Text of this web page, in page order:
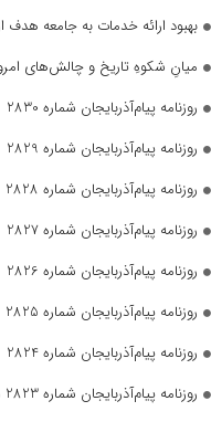
بهبود ارائه خدمات به جامعه هدف
میانِ شکوهِ تاریخ و چالش‌های
روزنامه پیام‌آذربایجان شماره 2830
روزنامه پیام‌آذربایجان شماره 2829
روزنامه پیام‌آذربایجان شماره 2828
روزنامه پیام‌آذربایجان شماره 2827
روزنامه پیام‌آذربایجان شماره 2826
روزنامه پیام‌آذربایجان شماره 2825
روزنامه پیام‌آذربایجان شماره 2824
روزنامه پیام‌آذربایجان شماره 2823 منتشر شد